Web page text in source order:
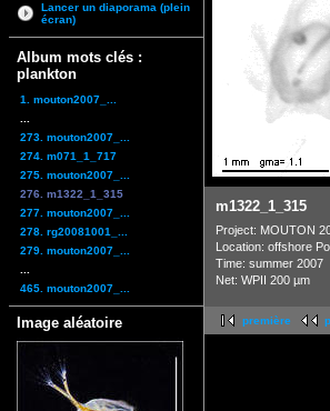
Lancer un diaporama (plein
écran)
Album mots clés :
plankton
1. mouton2007_...
273. mouton2007_...
274. m071_1_717
275. mouton2007_...
276. m1322_1_315
277. mouton2007_...
278. rg20081001_...
279. mouton2007_...
465. mouton2007_...
Image aléatoire
m1322_1_315
Project: MOUTON
Location: offshore
Time: summer 2007
Net: WPII 200 µm
première